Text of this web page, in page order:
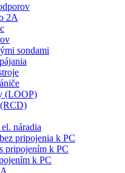
2A
sondami
(LOOP)
náradia
pripojenia k PC
pripojením k PC
k PC